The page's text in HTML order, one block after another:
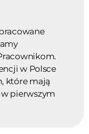
w Polsce
które mają
pierwszym